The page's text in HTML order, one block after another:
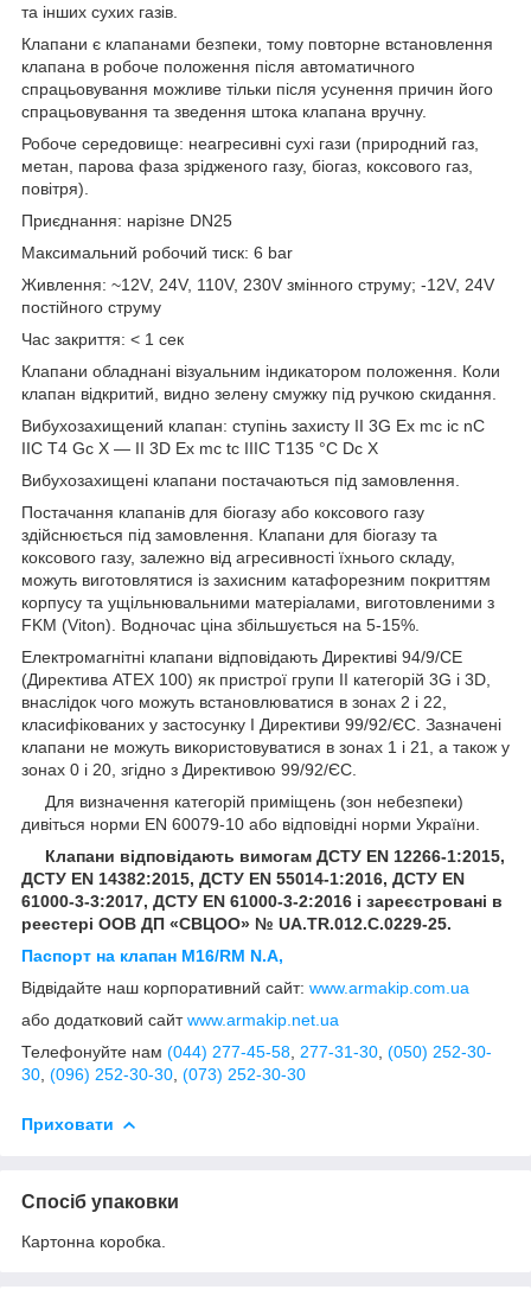
та інших сухих газів.
Клапани є клапанами безпеки, тому повторне встановлення
клапана в робоче положення після автоматичного
спрацьовування можливе тільки після усунення причин його
спрацьовування та зведення штока клапана вручну.
Робоче середовище: неагресивні сухі гази (природний газ,
метан, парова фаза зрідженого газу, біогаз, коксового газ,
повітря).
Приєднання: нарізне DN25
Максимальний робочий тиск: 6 bar
Живлення: ~12V, 24V, 110V, 230V змінного струму; -12V, 24V
постійного струму
Час закриття: < 1 сек
Клапани обладнані візуальним індикатором положення. Коли
клапан відкритий, видно зелену смужку під ручкою скидання.
Вибухозахищений клапан: ступінь захисту II 3G Ex mc ic nC
IIC T4 Gc X — II 3D Ex mc tc IIIC T135 °C Dc X
Вибухозахищені клапани постачаються під замовлення.
Постачання клапанів для біогазу або коксового газу
здійснюється під замовлення. Клапани для біогазу та
коксового газу, залежно від агресивності їхнього складу,
можуть виготовлятися із захисним катафорезним покриттям
корпусу та ущільнювальними матеріалами, виготовленими з
FKM (Viton). Водночас ціна збільшується на 5-15%.
Електромагнітні клапани відповідають Директиві 94/9/СЕ
(Директива АТЕХ 100) як пристрої групи II категорій 3G і 3D,
внаслідок чого можуть встановлюватися в зонах 2 і 22,
класифікованих у застосунку I Директиви 99/92/ЄС. Зазначені
клапани не можуть використовуватися в зонах 1 і 21, а також у
зонах 0 і 20, згідно з Директивою 99/92/ЄС.
Для визначення категорій приміщень (зон небезпеки)
дивіться норми EN 60079-10 або відповідні норми України.
Клапани відповідають вимогам ДСТУ EN 12266-1:2015,
ДСТУ EN 14382:2015, ДСТУ EN 55014-1:2016, ДСТУ EN
61000-3-3:2017, ДСТУ EN 61000-3-2:2016 і зареєстровані в
реестері ООВ ДП «СВЦОО» № UA.TR.012.C.0229-25.
Паспорт на клапан M16/RM N.A,
Відвідайте наш корпоративний сайт: www.armakip.com.ua
або додатковий сайтwww.armakip.net.ua
Телефонуйте нам (044) 277-45-58 277-31-30 (050) 252-30-
30 (096) 252-30-30 (073) 252-30-30
Приховати
Спосіб упаковки
Картонна коробка.